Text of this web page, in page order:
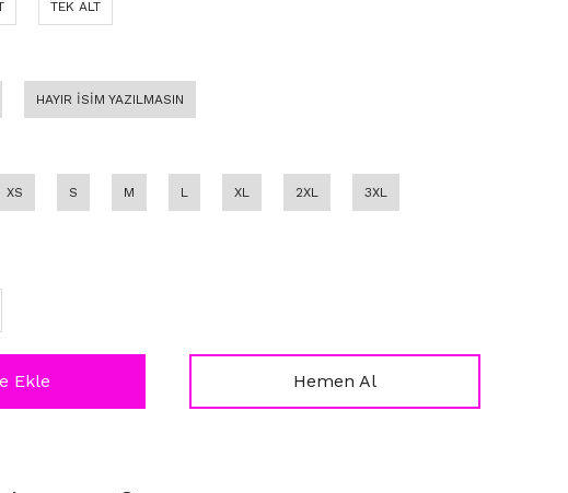
TEK ALT
HAYIR İSİM YAZILMASIN
XS S M L XL 2XL 3XL
Ekle Hemen Al